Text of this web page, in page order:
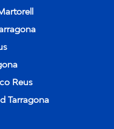
Reus
Tarragona